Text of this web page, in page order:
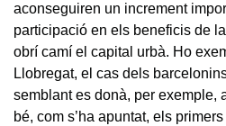
aconseguiren un increment
participació en els beneficis de
obrí camí el capital urbà. Ho
Llobregat, el cas dels
semblant es donà, per exemple,
bé, com s’ha apuntat, els